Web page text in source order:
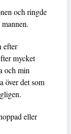
och ringde
efter
mycket
och min
över det som
eller